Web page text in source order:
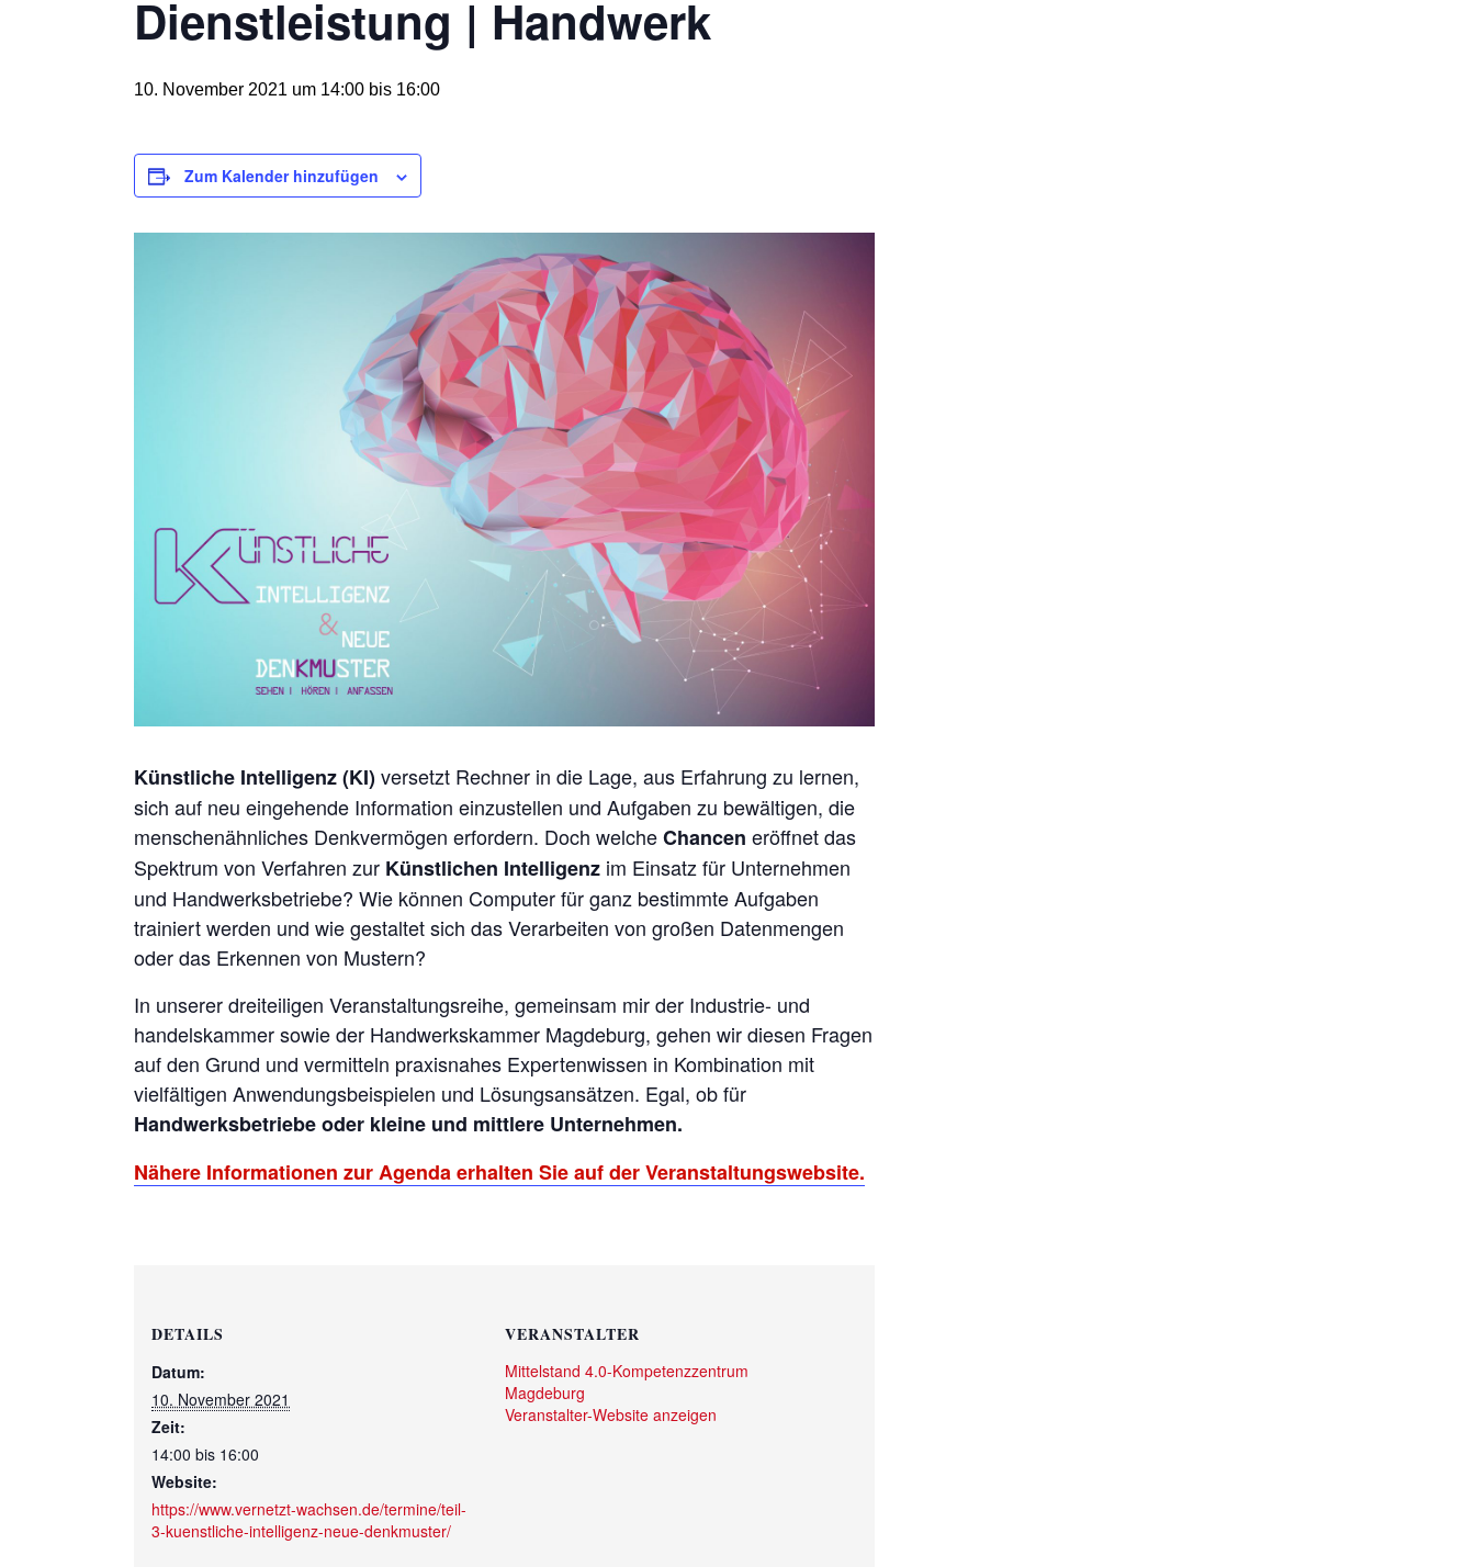
Dienstleistung | Handwerk
10. November 2021 um 14:00 bis 16:00
Künstliche Intelligenz (KI)versetzt Rechner in die Lage, aus Erfahrung zu lernen,
sich auf neu eingehende Information einzustellen und Aufgaben zu bewältigen, die
menschenähnliches Denkvermögen erfordern. Doch welcheChancen eröffnet das
Spektrum von Verfahren zur Künstlichen Intelligenz im Einsatz für Unternehmen
und Handwerksbetriebe? Wie können Computer für ganz bestimmte Aufgaben
trainiert werden und wie gestaltet sich das Verarbeiten von großen Datenmengen
oder das Erkennen von Mustern?
In unserer dreiteiligen Veranstaltungsreihe, gemeinsam mir der Industrie- und
handelskammer sowie der Handwerkskammer Magdeburg, gehen wir diesen Fragen
auf den Grund und vermitteln praxisnahes Expertenwissen in Kombination mit
vielfältigen Anwendungsbeispielen und Lösungsansätzen. Egal, ob für
Handwerksbetriebe oder kleine und mittlere Unternehmen.
Nähere Informationen zur Agenda erhalten Sie auf der Veranstaltungswebsite.
Zum Kalender hinzufügen
DETAILS
Datum:
10. November 2021
Zeit:
14:00 bis 16:00
Website:
https://www.vernetzt-wachsen.de/termine/teil-
3-kuenstliche-intelligenz-neue-denkmuster/
VERANSTALTER
Mittelstand 4.0-Kompetenzzentrum
Magdeburg
Veranstalter-Website anzeigen